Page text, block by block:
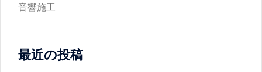
音響施工
最近の投稿